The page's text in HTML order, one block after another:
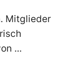
Mitglieder